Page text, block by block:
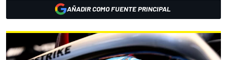
AÑADIR COMO FUENTE PRINCIPAL